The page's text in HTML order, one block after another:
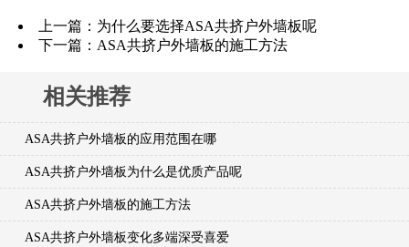
上一篇： 为什么要选择ASA共挤户外墙板呢
下一篇： ASA共挤户外墙板的施工方法
相关推荐
ASA共挤户外墙板的应用范围在哪
ASA共挤户外墙板为什么是优质产品呢
ASA共挤户外墙板的施工方法
ASA共挤户外墙板变化多端深受喜爱